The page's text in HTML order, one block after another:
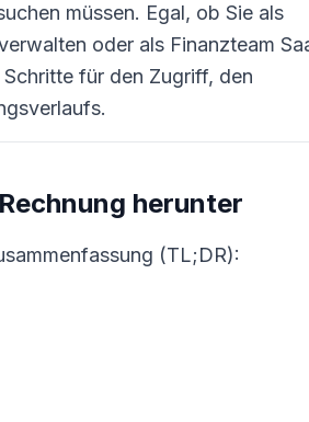
müssen. Egal, ob Sie als
oder als Finanzteam
für den Zugriff, den
herunter
(TL;DR):